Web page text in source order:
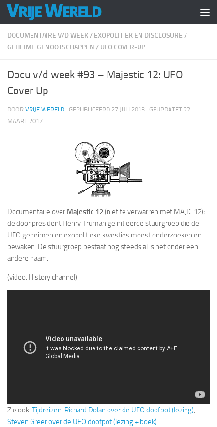
Doorgaan naar inhoud
DOCUMENTAIRE V/D WEEK/ EXOPOLITIEK EN DISCLOSURE /
GEHEIME GENOOTSCHAPPEN / UFO COVER-UP
Docu v/d week #93 – Majestic 12: UFO
Cover Up
DOOR VRIJE WERELD · GEPUBLICEERD 27 JULI 2013 · GEÜPDATET 22
MAART 2017
Documentaire over Majestic 12(niet te verwarren met MAJIC 12);
de door president Henry Truman geïnitieerde stuurgroep die de
UFO geheimen en exopolitieke kwesties moest onderzoeken en
bewaken. De stuurgroep bestaat nog steeds al is het onder een
andere naam.
(video: History channel)
Zie ook: Tijdreizen, Richard Dolan over de UFO doofpot (lezing),
Steven Greer over de UFO doofpot (lezing + boek)